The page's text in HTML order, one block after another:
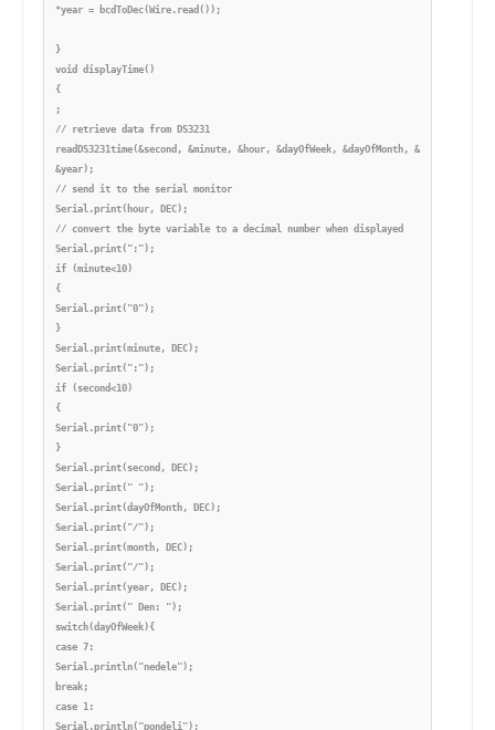
*year = bcdToDec(Wire.read());
}
void displayTime()
{
;
// retrieve data from DS3231
readDS3231time(&second, &minute, &hour, &dayOfWeek, &dayOfMonth, &month,
&year);
// send it to the serial monitor
Serial.print(hour, DEC);
// convert the byte variable to a decimal number when displayed
Serial.print(":");
if (minute<10)
{
Serial.print("0");
}
Serial.print(minute, DEC);
Serial.print(":");
if (second<10)
{
Serial.print("0");
}
Serial.print(second, DEC);
Serial.print(" ");
Serial.print(dayOfMonth, DEC);
Serial.print("/");
Serial.print(month, DEC);
Serial.print("/");
Serial.print(year, DEC);
Serial.print(" Den: ");
switch(dayOfWeek){
case 7:
Serial.println("nedele");
break;
case 1:
Serial.println("pondeli");